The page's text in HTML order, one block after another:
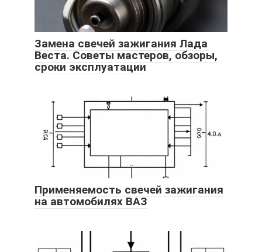
Замена свечей зажигания Лада
Веста. Советы мастеров, обзоры,
сроки эксплуатации
Применяемость свечей зажигания
на автомобилях ВАЗ